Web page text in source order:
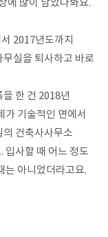
에 많이 남았나봐요.
2017년도까지
실을 퇴사하고 바로
한 건 2018년
가 기술적인 면에서
건축사사무소
입사할 때 어느 정도
는 아니었더라고요.